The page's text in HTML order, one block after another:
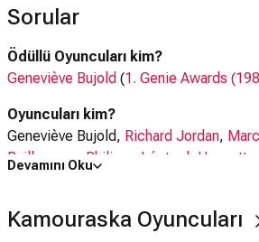
Sorular
Ödüllü Oyuncuları kim?
Geneviève Bujold (1. Genie Awards
Oyuncuları kim?
Geneviève Bujold, Richard Jordan,
Baillargeon, Philippe Léotard Huguette
Kamouraska filmiKanada,Fransa'da
Devamını Oku
Kamouraska Oyuncuları